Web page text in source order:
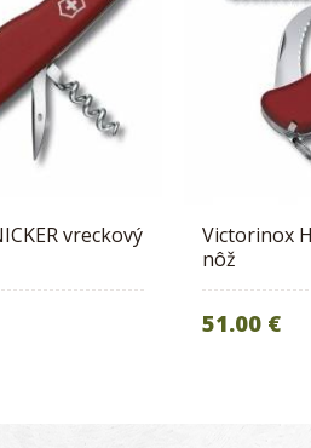
vreckový
Victorinox
nôž
51.00 €